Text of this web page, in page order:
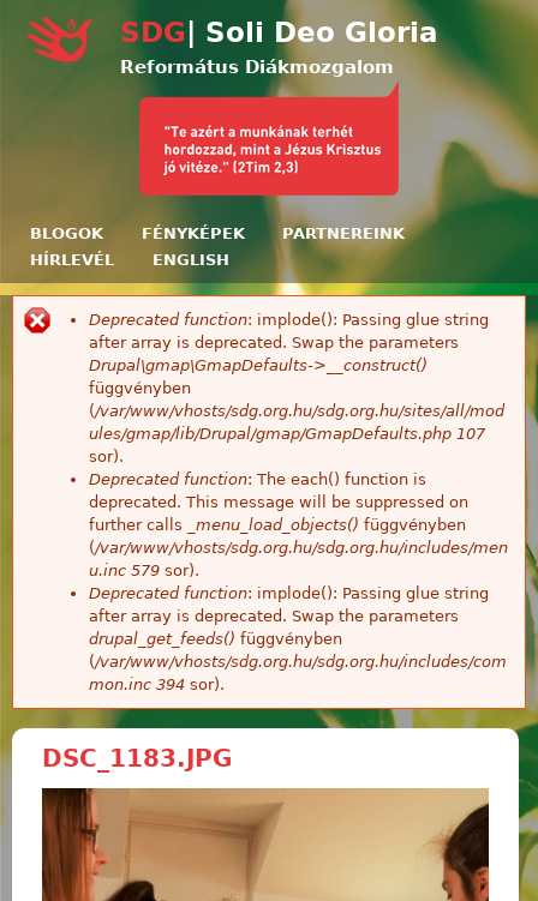
SDG | Soli Deo Gloria
Református Diákmozgalom
BLOGOK FÉNYKÉPEK
PARTNEREINK
HÍRLEVÉL
ENGLISH
Hibaüzenet
Deprecated function: implode(): Passing glue string
after array is deprecated. Swap the parameters
Drupal\gmap\GmapDefaults->__construct()
függvényben
(/var/www/vhosts/sdg.org.hu/sdg.org.hu/sites/all/mod
ules/gmap/lib/Drupal/gmap/GmapDefaults.php 107
sor).
Deprecated function: The each() function is
deprecated. This message will be suppressed on
further calls
_menu_load_objects() függvényben
(/var/www/vhosts/sdg.org.hu/sdg.org.hu/includes/men
u.inc 579 sor).
Deprecated function: implode(): Passing glue string
after array is deprecated. Swap the parameters
drupal_get_feeds() függvényben
(/var/www/vhosts/sdg.org.hu/sdg.org.hu/includes/com
mon.inc 394 sor).
DSC_1183.JPG